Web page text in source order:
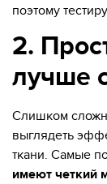
поэтому
2.
лучше
Слишком
выглядеть
ткани. Самые
имеют четкий